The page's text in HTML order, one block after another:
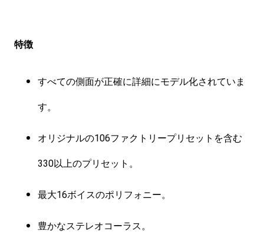
特徴
すべての側面が正確に詳細にモデル化されていま
す。
オリジナルの106ファクトリープリセットを含む
330以上のプリセット。
最大16ボイスのポリフォニー。
豊かなステレオコーラス。